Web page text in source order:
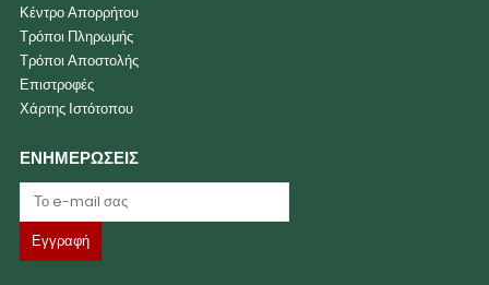
Κέντρο Απορρήτου
Τρόποι Πληρωμής
Τρόποι Αποστολής
Επιστροφές
Χάρτης Ιστότοπου
ΕΝΗΜΕΡΩΣΕΙΣ